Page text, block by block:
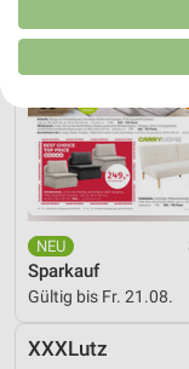
Sparkauf
Gültig bis Fr. 21.08.
XXXLutz
Verbesserung der
von Inhalten.
Daten können außerhalb
USA gesendet werden.
Website/App.
Partnerliste
Wir nutzen Ihre Daten für
IAB-Verarbeitungszwecke:
Speichern von
auf einem Endgerät